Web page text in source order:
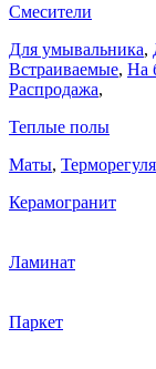
Смесители
Для умывальника,
Встраиваемые, На
Распродажа,
Теплые полы
Маты,
Керамогранит
Ламинат
Паркет